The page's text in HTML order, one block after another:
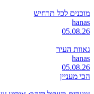
מוכנים לכל תרחיש
hanas
05.08.26
גאוות העיר
hanas
05.08.26
הכי מעניין